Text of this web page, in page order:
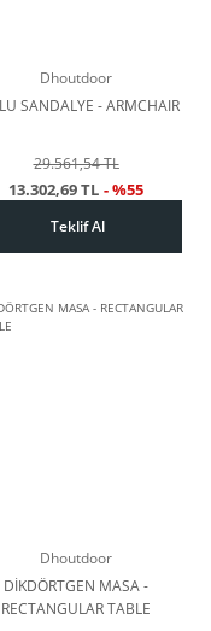
Dhoutdoor
SANDALYE - ARMCHAIR
29.561,54 TL
13.302,69 TL - %55
Teklif Al
Dhoutdoor
DİKDÖRTGEN MASA -
RECTANGULAR TABLE